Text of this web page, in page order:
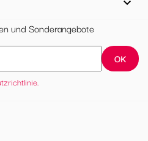

und Sonderangebote